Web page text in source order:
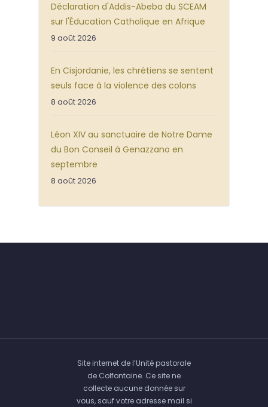
Déclaration d'Addis-Abeba du SCEAM
sur l'Éducation Catholique en Afrique
9 août 2026
En Cisjordanie, les chrétiens se sentent
seuls face à la violence des colons
8 août 2026
Léon XIV au sanctuaire de Notre Dame
du Bon Conseil à Genazzano en
septembre
8 août 2026
Site internet de l’Unité pastorale
de Colfontaine. Ce site ne
collecte aucune donnée sur
vous, sauf votre adresse mail si